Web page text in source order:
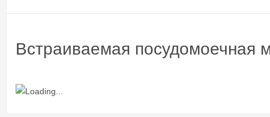
Встраиваемая посудомоечная